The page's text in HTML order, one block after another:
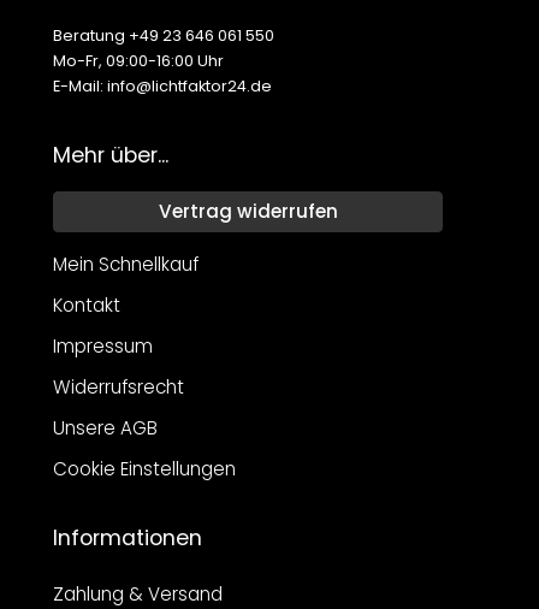
Beratung +49 23 646 061 550
Mo-Fr, 09:00-16:00 Uhr
E-Mail: info@lichtfaktor24.de
Mehr über...
Vertrag widerrufen
Mein Schnellkauf
Kontakt
Impressum
Widerrufsrecht
Unsere AGB
Cookie Einstellungen
Informationen
Zahlung & Versand